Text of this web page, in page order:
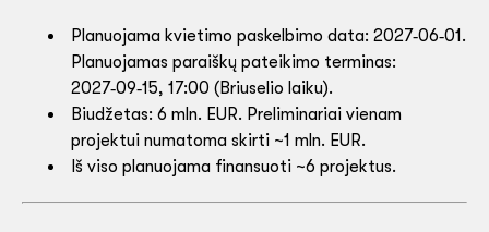
Planuojama kvietimo paskelbimo data: 2027‑06‑01.
Planuojamas paraiškų pateikimo terminas:
2027‑09‑15, 17:00 (Briuselio laiku).
Biudžetas: 6 mln. EUR. Preliminariai vienam
projektui numatoma skirti ~1 mln. EUR.
Iš viso planuojama finansuoti ~6 projektus.